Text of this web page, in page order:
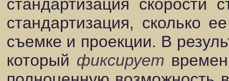
стандартизация
стандартизация, сколько
съемке и проекции. В
который фиксирует